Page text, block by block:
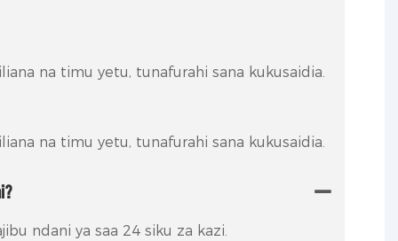
na timu yetu, tunafurahi sana kukusaidia.
na timu yetu, tunafurahi sana kukusaidia.
ndani ya saa 24 siku za kazi.